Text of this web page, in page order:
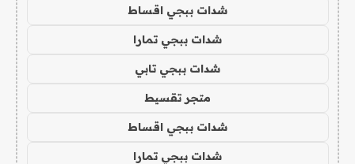
شدات ببجي اقساط
شدات ببجي تمارا
شدات ببجي تابي
متجر تقسيط
شدات ببجي اقساط
شدات ببجي تمارا